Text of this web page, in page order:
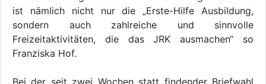
ist nämlich nicht nur die „Erste-Hilfe Ausbildung,
sondern auch zahlreiche und sinnvolle
Freizeitaktivitäten, die das JRK ausmachen“ so
Franziska Hof.
Bei der seit zwei Wochen statt findender Briefwahl